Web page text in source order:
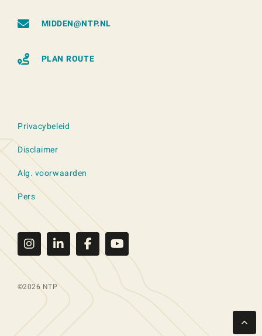
MIDDEN@NTP.NL
PLAN ROUTE
Privacybeleid
Disclaimer
Alg. voorwaarden
Pers
©2026 NTP